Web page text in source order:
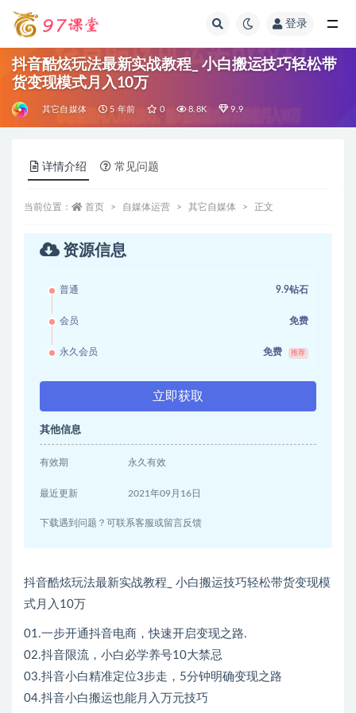
登录
抖音酷炫玩法最新实战教程_ 小白搬运技巧轻松带
货变现模式月入10万
其它自媒体 5 年前 0 8.8K 9.9
详情介绍 常见问题
当前位置： 首页 自媒体运营 其它自媒体 正文
资源信息
普通 9.9钻石
会员 免费
永久会员 免费 推荐
立即获取
其他信息
有效期 永久有效
最近更新 2021年09月16日
下载遇到问题？可联系客服或留言反馈
抖音酷炫玩法最新实战教程_ 小白搬运技巧轻松带货变现模
式月入10万
01.一步开通抖音电商，快速开启变现之路.
02.抖音限流，小白必学养号10大禁忌
03.抖音小白精准定位3步走，5分钟明确变现之路
04.抖音小白搬运也能月入万元技巧